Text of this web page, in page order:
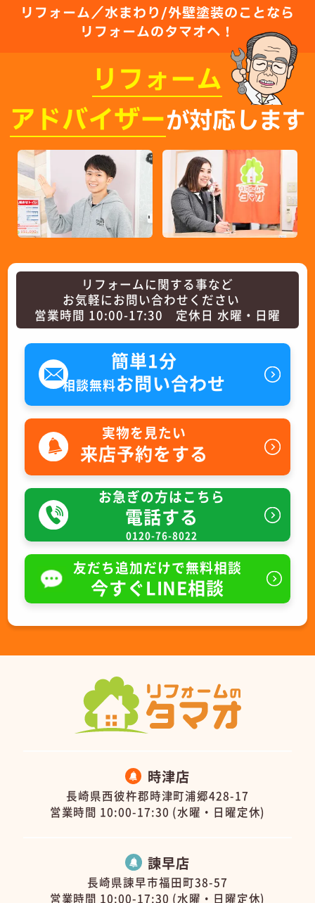
リフォーム／水まわり/外壁塗装のことなら
リフォームのタマオへ！
リフォーム
アドバイザーが対応します
リフォームに関する事など
お気軽にお問い合わせください
営業時間 10:00-17:30 定休日 水曜・日曜
簡単1分
相談無料お問い合わせ
実物を見たい
来店予約をする
お急ぎの方はこちら
電話する
0120-76-8022
友だち追加だけで無料相談
今すぐLINE相談
時津店
長崎県西彼杵郡時津町浦郷428-17
営業時間 10:00-17:30 (水曜・日曜定休)
諫早店
長崎県諫早市福田町38-57
営業時間 10:00-17:30 (水曜・日曜定休)